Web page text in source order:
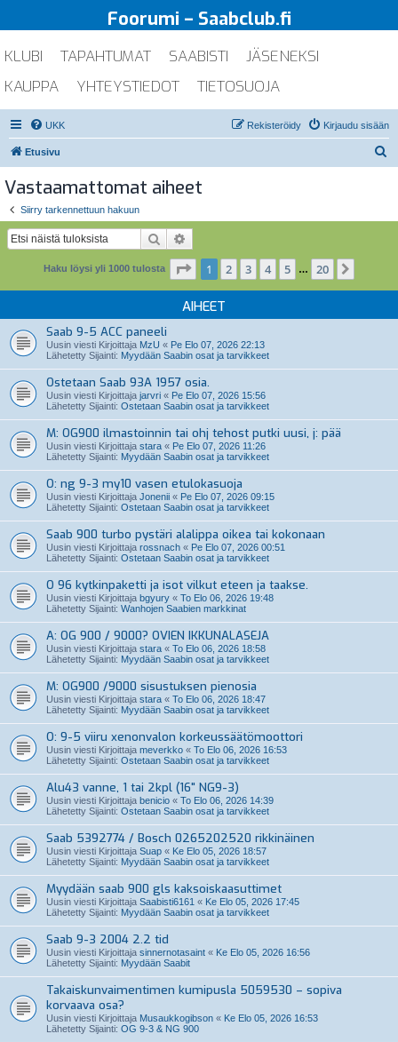
Foorumi – Saabclub.fi
KLUBI TAPAHTUMAT SAABISTI
JÄSENEKSI
KAUPPA
YHTEYSTIEDOT TIETOSUOJA
UKK Kirjaudu sisään
Rekisteröidy
Etusivu
Vastaamattomat aiheet
Siirry tarkennettuun hakuun
Etsi
Haku löysi yli 1000 tulosta Sivu /20
1 2 3 4 5 … 20
AIHEET
Saab 9-5 ACC paneeli
Uusin viesti Kirjoittaja MzU « Pe Elo 07, 2026 22:13
Lähetetty Sijainti: Myydään Saabin osat ja tarvikkeet
Ostetaan Saab 93A 1957 osia.
Uusin viesti Kirjoittaja jarvri « Pe Elo 07, 2026 15:56
Lähetetty Sijainti: Ostetaan Saabin osat ja tarvikkeet
M: OG900 ilmastoinnin tai ohj tehost putki uusi, j: pää
Uusin viesti Kirjoittaja stara « Pe Elo 07, 2026 11:26
Lähetetty Sijainti: Myydään Saabin osat ja tarvikkeet
O: ng 9-3 my10 vasen etulokasuoja
Uusin viesti Kirjoittaja Jonenii « Pe Elo 07, 2026 09:15
Lähetetty Sijainti: Ostetaan Saabin osat ja tarvikkeet
Saab 900 turbo pystäri alalippa oikea tai kokonaan
Uusin viesti Kirjoittaja rossnach « Pe Elo 07, 2026 00:51
Lähetetty Sijainti: Ostetaan Saabin osat ja tarvikkeet
O 96 kytkinpaketti ja isot vilkut eteen ja taakse.
Uusin viesti Kirjoittaja bgyury « To Elo 06, 2026 19:48
Lähetetty Sijainti: Wanhojen Saabien markkinat
A: OG 900 / 9000? OVIEN IKKUNALASEJA
Uusin viesti Kirjoittaja stara « To Elo 06, 2026 18:58
Lähetetty Sijainti: Myydään Saabin osat ja tarvikkeet
M: OG900 /9000 sisustuksen pienosia
Uusin viesti Kirjoittaja stara « To Elo 06, 2026 18:47
Lähetetty Sijainti: Myydään Saabin osat ja tarvikkeet
O: 9-5 viiru xenonvalon korkeussäätömoottori
Uusin viesti Kirjoittaja meverkko « To Elo 06, 2026 16:53
Lähetetty Sijainti: Ostetaan Saabin osat ja tarvikkeet
Alu43 vanne, 1 tai 2kpl (16" NG9-3)
Uusin viesti Kirjoittaja benicio « To Elo 06, 2026 14:39
Lähetetty Sijainti: Ostetaan Saabin osat ja tarvikkeet
Saab 5392774 / Bosch 0265202520 rikkinäinen
Uusin viesti Kirjoittaja Suap « Ke Elo 05, 2026 18:57
Lähetetty Sijainti: Myydään Saabin osat ja tarvikkeet
Myydään saab 900 gls kaksoiskaasuttimet
Uusin viesti Kirjoittaja Saabisti6161 « Ke Elo 05, 2026 17:45
Lähetetty Sijainti: Myydään Saabin osat ja tarvikkeet
Saab 9-3 2004 2.2 tid
Uusin viesti Kirjoittaja sinnernotasaint « Ke Elo 05, 2026 16:56
Lähetetty Sijainti: Myydään Saabit
Takaiskunvaimentimen kumipusla 5059530 – sopiva
korvaava osa?
Uusin viesti Kirjoittaja Musaukkogibson « Ke Elo 05, 2026 16:53
Lähetetty Sijainti: OG 9-3 & NG 900